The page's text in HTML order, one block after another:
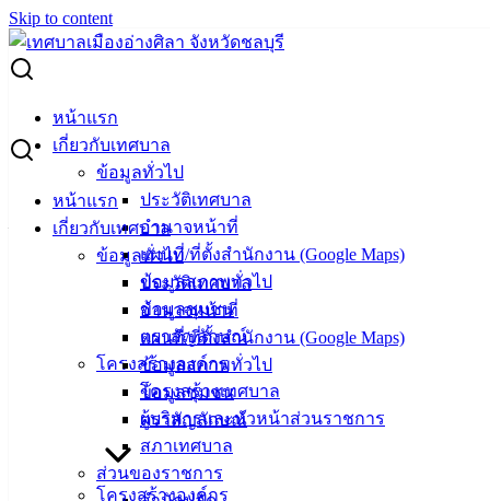
Skip to content
หน้าแรก
เกี่ยวกับเทศบาล
ข้อมูลทั่วไป
ประวัติเทศบาล
อำนาจหน้าที่
แผนที่/ที่ตั้งสำนักงาน (Google Maps)
ข้อมูลสภาพทั่วไป
ข้อมูลชุมชน
ตราสัญลักษณ์
โครงสร้างองค์กร
โครงสร้างเทศบาล
ผู้บริหารและหัวหน้าส่วนราชการ
สภาเทศบาล
ส่วนของราชการ
หน้าแรก
เกี่ยวกับเทศบาล
ข้อมูลทั่วไป
ประวัติเทศบาล
อำนาจหน้าที่
แผนที่/ที่ตั้งสำนักงาน (Google Maps)
ข้อมูลสภาพทั่วไป
ข้อมูลชุมชน
ตราสัญลักษณ์
โครงสร้างองค์กร
Search for:
การโอนเงินงบประมาณรายจ่าย ประจำปีงบประมาณ พ.ศ.2568
ครั้งที่ 10/2568
การโอนเงินงบประมาณรายจ่าย ประจำ
ปีงบประมาณ พ.ศ.2568 ครั้งที่ 10/2568
สิงหาคม 8, 2025 กันยายน 10, 2025
การโอนเงินงบประมาณรายจ่าย-ประจำปีงบประมาณ-พ.ศ.2568-
ดาวน์โหลด